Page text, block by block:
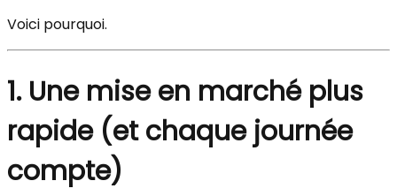
Voici pourquoi.
1. Une mise en marché plus
rapide (et chaque journée
compte)